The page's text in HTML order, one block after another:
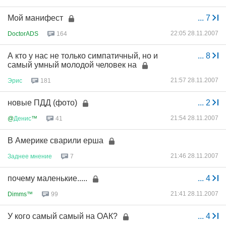
... 7
Мой манифест
DoctorADS 164 22:05 28.11.2007
... 8
А кто у нас не только симпатичный, но и
самый умный молодой человек на
Эрис 181 21:57 28.11.2007
... 2
новые ПДД (фото)
@Денис™ 41 21:54 28.11.2007
В Америке сварили ерша
Заднее мнение 7 21:46 28.11.2007
... 4
почему маленькие.....
Dimms™ 99 21:41 28.11.2007
... 4
У кого самый самый на ОАК?